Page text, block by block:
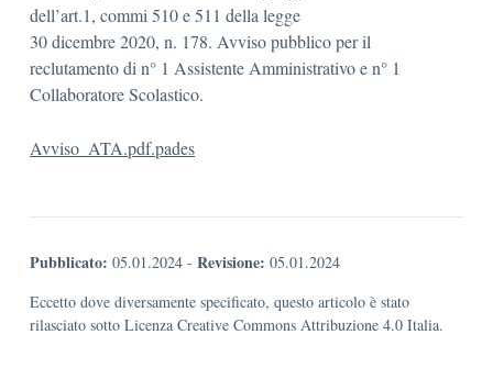
dell’art.1, commi 510 e 511 della legge
30 dicembre 2020, n. 178. Avviso pubblico per il
reclutamento di n° 1 Assistente Amministrativo e n° 1
Collaboratore Scolastico.
Avviso_ATA.pdf.pades
Pubblicato: 05.01.2024 - Revisione: 05.01.2024
Eccetto dove diversamente specificato, questo articolo è stato
rilasciato sotto Licenza Creative Commons Attribuzione 4.0 Italia.